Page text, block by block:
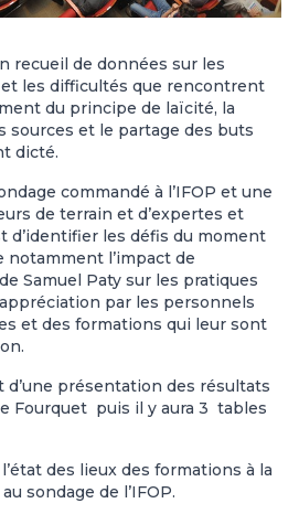
recueil de données sur les
les difficultés que rencontrent
du principe de laïcité, la
sources et le partage des buts
dicté.
commandé à l’IFOP et une
de terrain et d’expertes et
d’identifier les défis du moment
l’impact de
Samuel Paty sur les pratiques
par les personnels
et des formations qui leur sont
d’une présentation des résultats
Fourquet puis il y aura 3 tables
des lieux des formations à la
sondage de l’IFOP.